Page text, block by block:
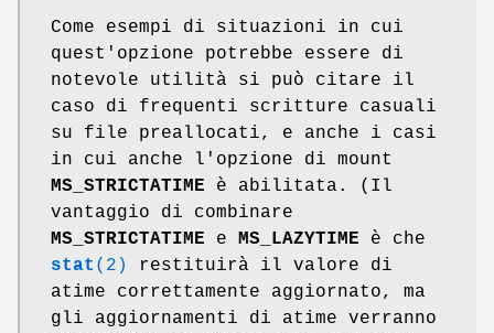
Come esempi di situazioni in cui
quest'opzione potrebbe essere di
notevole utilità si può citare il
caso di frequenti scritture casuali
su file preallocati, e anche i casi
in cui anche l'opzione di mount
MS_STRICTATIME è abilitata. (Il
vantaggio di combinare
MS_STRICTATIME e MS_LAZYTIME è che
stat (2)
restituirà il valore di
atime correttamente aggiornato, ma
gli aggiornamenti di atime verranno